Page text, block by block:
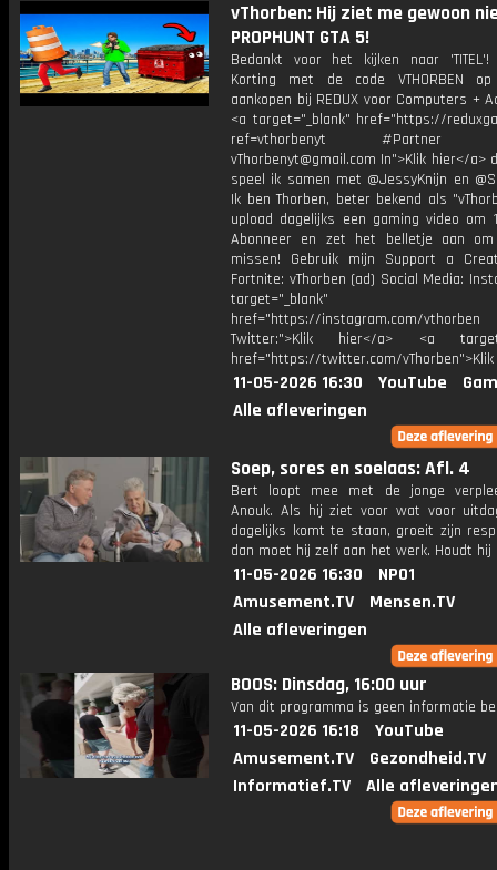
vThorben: Hij ziet me gewoon
PROPHUNT GTA 5!
Bedankt voor het kijken naar
Korting met de code VTHORBEN
aankopen bij REDUX voor Computers +
<a target="_blank" href="https://
ref=vthorbenyt #Partner
vThorbenyt@gmail.com In">Klik hier</a>
speel ik samen met @JessyKnijn en
Ik ben Thorben, beter bekend als
upload dagelijks een gaming video om
Abonneer en zet het belletje aan
missen! Gebruik mijn Support a
Fortnite: vThorben (ad) Social Media:
target="_blank"
href="https://instagram.com/vthorben
Twitter:">Klik hier</a> <a
href="https://twitter.com/
11-05-2026 16:30 YouTube
Alle afleveringen
Soep, sores en soelaas: Afl. 4
Bert loopt mee met de jonge
Anouk. Als hij ziet voor wat voor
dagelijks komt te staan, groeit zijn
dan moet hij zelf aan het werk. Houdt hij
11-05-2026 16:30
NPO1
Amusement.TV
Mensen.TV
Alle afleveringen
BOOS: Dinsdag, 16:00 uur
Van dit programma is geen informatie
11-05-2026 16:18
YouTube
Amusement.TV
Gezondheid.TV
Informatief.TV
Alle